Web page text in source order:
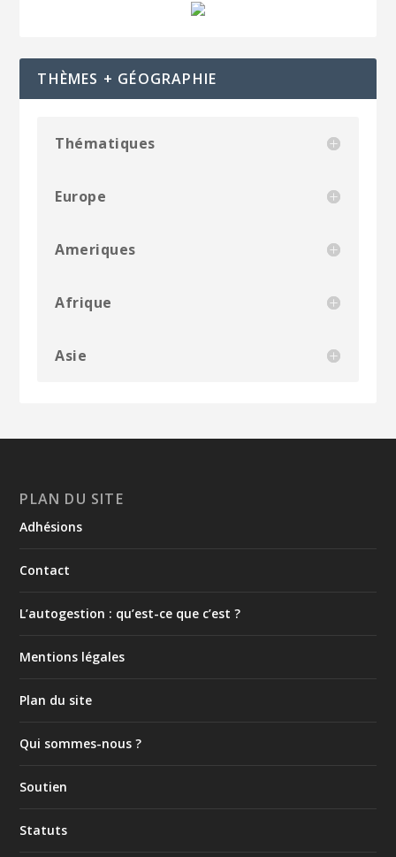
THÈMES + GÉOGRAPHIE
Thématiques
Europe
Ameriques
Afrique
Asie
PLAN DU SITE
Adhésions
Contact
L’autogestion : qu’est-ce que c’est ?
Mentions légales
Plan du site
Qui sommes-nous ?
Soutien
Statuts